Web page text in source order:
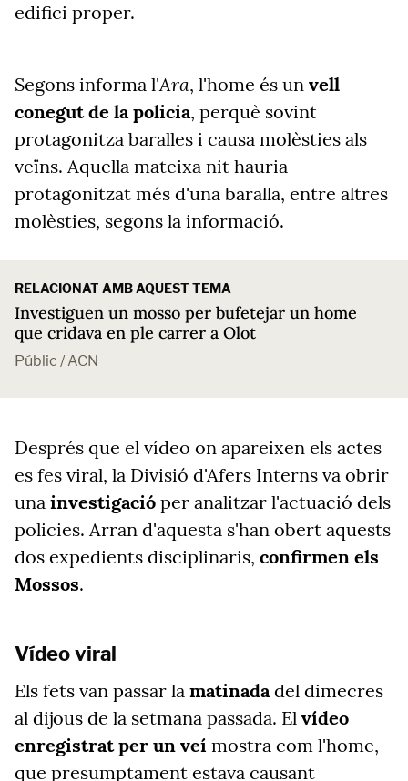
edifici proper.
Segons informa l'Ara, l'home és un vell
conegut de la policia, perquè sovint
protagonitza baralles i causa molèsties als
veïns. Aquella mateixa nit hauria
protagonitzat més d'una baralla, entre altres
molèsties, segons la informació.
RELACIONAT AMB AQUEST TEMA
Investiguen un mosso per bufetejar un home
que cridava en ple carrer a Olot
Públic / ACN
Després que el vídeo on apareixen els actes
es fes viral, la Divisió d'Afers Interns va obrir
una investigació per analitzar l'actuació dels
policies. Arran d'aquesta s'han obert aquests
dos expedients disciplinaris, confirmen els
Mossos.
Vídeo viral
Els fets van passar la matinadadel dimecres
al dijous de la setmana passada. El vídeo
enregistrat per un veí mostra com l'home,
que presumptament estava causant